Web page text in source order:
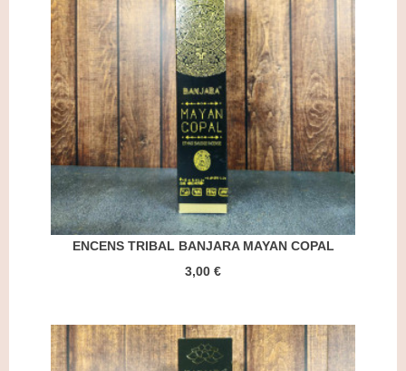
ENCENS TRIBAL BANJARA MAYAN COPAL
3,00 €